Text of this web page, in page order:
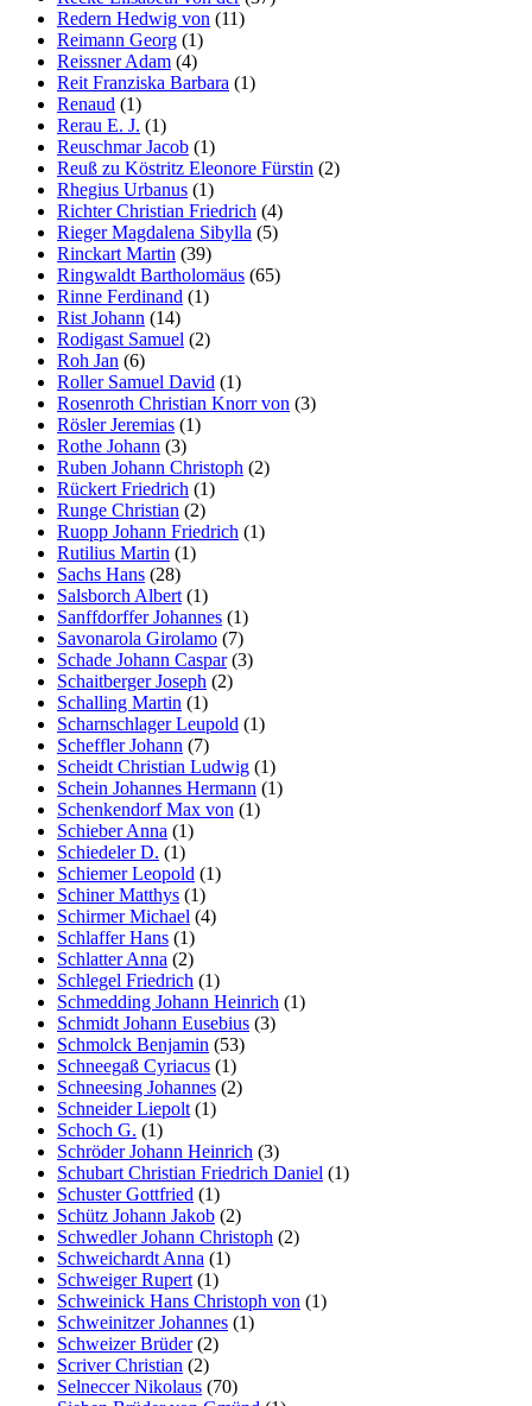
Redern Hedwig von (11)
Reimann Georg (1)
Reissner Adam (4)
Reit Franziska Barbara (1)
Renaud (1)
Rerau E. J. (1)
Reuschmar Jacob (1)
Reuß zu Köstritz Eleonore Fürstin (2)
Rhegius Urbanus (1)
Richter Christian Friedrich (4)
Rieger Magdalena Sibylla (5)
Rinckart Martin (39)
Ringwaldt Bartholomäus (65)
Rinne Ferdinand (1)
Rist Johann (14)
Rodigast Samuel (2)
Roh Jan (6)
Roller Samuel David (1)
Rosenroth Christian Knorr von (3)
Rösler Jeremias (1)
Rothe Johann (3)
Ruben Johann Christoph (2)
Rückert Friedrich (1)
Runge Christian (2)
Ruopp Johann Friedrich (1)
Rutilius Martin (1)
Sachs Hans (28)
Salsborch Albert (1)
Sanffdorffer Johannes (1)
Savonarola Girolamo (7)
Schade Johann Caspar(3)
Schaitberger Joseph (2)
Schalling Martin (1)
Scharnschlager Leupold (1)
Scheffler Johann (7)
Scheidt Christian Ludwig (1)
Schein Johannes Hermann (1)
Schenkendorf Max von (1)
Schieber Anna (1)
Schiedeler D. (1)
Schiemer Leopold (1)
Schiner Matthys (1)
Schirmer Michael (4)
Schlaffer Hans (1)
Schlatter Anna (2)
Schlegel Friedrich (1)
Schmedding Johann Heinrich (1)
Schmidt Johann Eusebius (3)
Schmolck Benjamin (53)
Schneegaß Cyriacus (1)
Schneesing Johannes (2)
Schneider Liepolt (1)
Schoch G. (1)
Schröder Johann Heinrich (3)
Schubart Christian Friedrich Daniel (1)
Schuster Gottfried (1)
Schütz Johann Jakob (2)
Schwedler Johann Christoph (2)
Schweichardt Anna (1)
Schweiger Rupert (1)
Schweinick Hans Christoph von (1)
Schweinitzer Johannes (1)
Schweizer Brüder(2)
Scriver Christian (2)
Selneccer Nikolaus (70)